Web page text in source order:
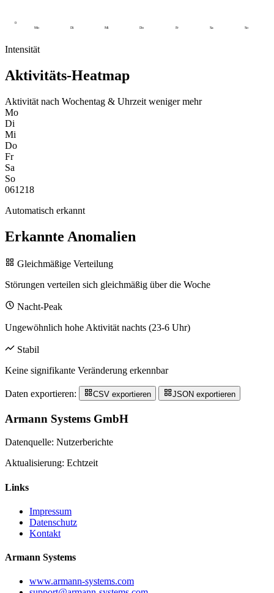
0
Mo Di Mi Do Fr Sa So
Intensität
Aktivitäts-Heatmap
Aktivität nach Wochentag & Uhrzeit wenigermehr
Mo
Di
Mi
Do
Fr
Sa
So
061218
Automatisch erkannt
Erkannte Anomalien
Gleichmäßige Verteilung
Störungen verteilen sich gleichmäßig über die Woche
Nacht-Peak
Ungewöhnlich hohe Aktivität nachts (23-6 Uhr)
Stabil
Keine signifikante Veränderung erkennbar
Daten exportieren: CSV exportieren JSON exportieren
Armann Systems GmbH
Datenquelle: Nutzerberichte
Aktualisierung: Echtzeit
Links
Impressum
Datenschutz
Kontakt
Armann Systems
www.armann-systems.com